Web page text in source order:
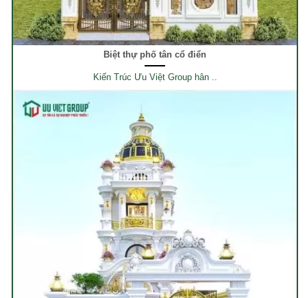
Biệt thự phố tân cổ điển
Kiến Trúc Ưu Việt Group hân ..